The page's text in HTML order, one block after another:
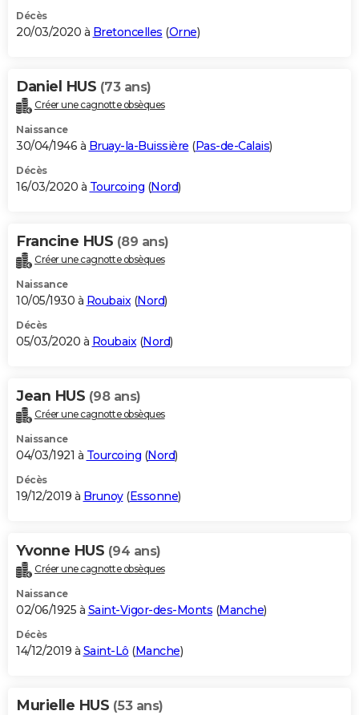
Décès
20/03/2020 à Bretoncelles (Orne)
Daniel HUS (73 ans)
Créer une cagnotte obsèques
Naissance
30/04/1946 à Bruay-la-Buissière (Pas-de-Calais)
Décès
16/03/2020 à Tourcoing (Nord)
Francine HUS (89 ans)
Créer une cagnotte obsèques
Naissance
10/05/1930 à Roubaix(Nord)
Décès
05/03/2020 à Roubaix(Nord)
Jean HUS (98 ans)
Créer une cagnotte obsèques
Naissance
04/03/1921 à Tourcoing (Nord)
Décès
19/12/2019 à Brunoy(Essonne)
Yvonne HUS (94 ans)
Créer une cagnotte obsèques
Naissance
02/06/1925 à Saint-Vigor-des-Monts (Manche)
Décès
14/12/2019 à Saint-Lô (Manche)
Murielle HUS (53 ans)